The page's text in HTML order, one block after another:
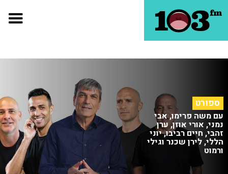
ספורט
עם משה פרימו, אבי
נמני, אורי אוזן, ערן
זהבי, חיים רביבו, יוני
הללי, לירן שכנר וגילי
ורמוט